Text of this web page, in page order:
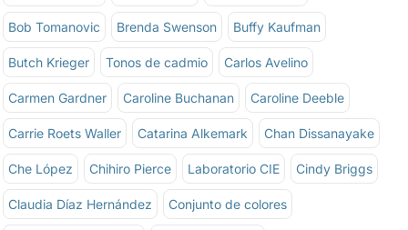
Bob Tomanovic Brenda Swenson Buffy Kaufman
Butch Krieger Tonos de cadmio Carlos Avelino
Carmen Gardner Caroline Buchanan Caroline Deeble
Carrie Roets Waller Catarina Alkemark Chan Dissanayake
Che López Chihiro Pierce Laboratorio CIE Cindy Briggs
Claudia Díaz Hernández Conjunto de colores